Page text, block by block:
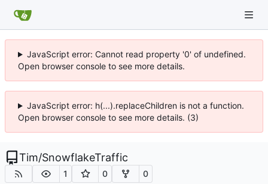
JavaScript error: Cannot read property '0' of undefined.
Open browser console to see more details.
JavaScript error: h(...).replaceChildren is not a function.
Open browser console to see more details. (3)
Tim/SnowflakeTraffic
1 0 0